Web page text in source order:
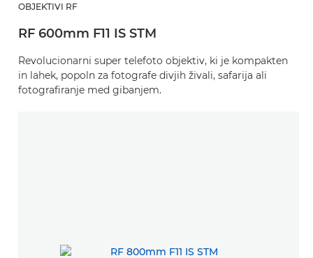
OBJEKTIVI RF
RF 600mm F11 IS STM
Revolucionarni super telefoto objektiv, ki je kompakten
in lahek, popoln za fotografe divjih živali, safarija ali
fotografiranje med gibanjem.